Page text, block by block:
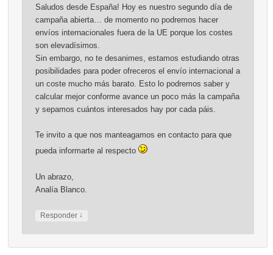
Saludos desde España! Hoy es nuestro segundo día de
campaña abierta… de momento no podremos hacer
envíos internacionales fuera de la UE porque los costes
son elevadísimos.
Sin embargo, no te desanimes, estamos estudiando otras
posibilidades para poder ofreceros el envío internacional a
un coste mucho más barato. Esto lo podremos saber y
calcular mejor conforme avance un poco más la campaña
y sepamos cuántos interesados hay por cada páis.
Te invito a que nos manteagamos en contacto para que
pueda informarte al respecto
Un abrazo,
Analía Blanco.
Responder ↓